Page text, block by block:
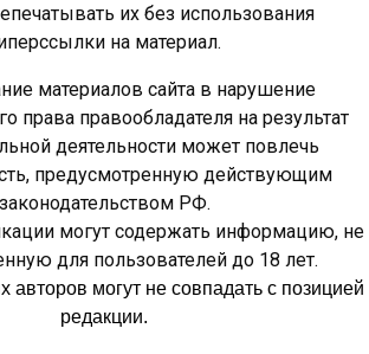
их без использования
на материал.
материалов сайта в нарушение
права правообладателя на результат
деятельности может повлечь
предусмотренную действующим
законодательством РФ.
могут содержать информацию, не
для пользователей до 18 лет.
авторов могут не совпадать с позицией
редакции.